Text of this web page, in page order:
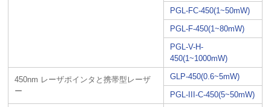
PGL-FC-450(1~50mW)
PGL-F-450(1~80mW)
PGL-V-H-
450(1~1000mW)
450nm レーザポインタと携帯型レーザ
ー
GLP-450(0.6~5mW)
PGL-III-C-450(5~50mW)